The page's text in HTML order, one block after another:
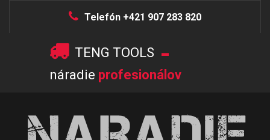
Telefón +421 907 283 820
TENG TOOLS -
náradie profesionálov